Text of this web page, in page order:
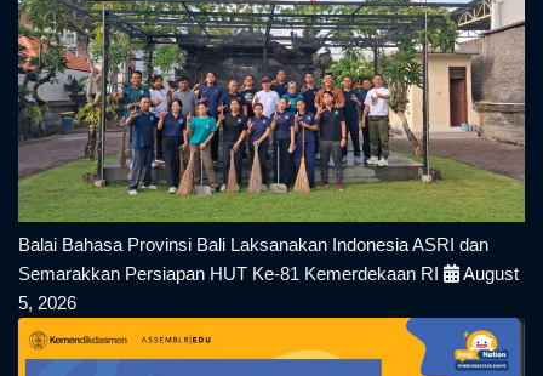
Balai Bahasa Provinsi Bali Laksanakan Indonesia ASRI dan
Semarakkan Persiapan HUT Ke-81 Kemerdekaan RI
August
5, 2026